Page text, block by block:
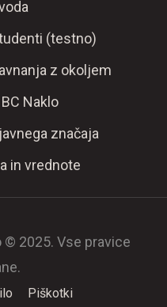
(testno)
z okoljem
Naklo
značaja
in vrednote
2025. Vse pravice
Piškotki